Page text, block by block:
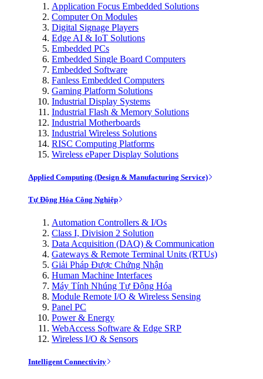
Application Focus Embedded Solutions
Computer On Modules
Digital Signage Players
Edge AI & IoT Solutions
Embedded PCs
Embedded Single Board Computers
Embedded Software
Fanless Embedded Computers
Gaming Platform Solutions
Industrial Display Systems
Industrial Flash & Memory Solutions
Industrial Motherboards
Industrial Wireless Solutions
RISC Computing Platforms
Wireless ePaper Display Solutions
Applied Computing (Design & Manufacturing Service)
Tự Động Hóa Công Nghiệp
Automation Controllers & I/Os
Class I, Division 2 Solution
Data Acquisition (DAQ) & Communication
Gateways & Remote Terminal Units (RTUs)
Giải Pháp Được Chứng Nhận
Human Machine Interfaces
Máy Tính Nhúng Tự Động Hóa
Module Remote I/O & Wireless Sensing
Panel PC
Power & Energy
WebAccess Software & Edge SRP
Wireless I/O & Sensors
Intelligent Connectivity